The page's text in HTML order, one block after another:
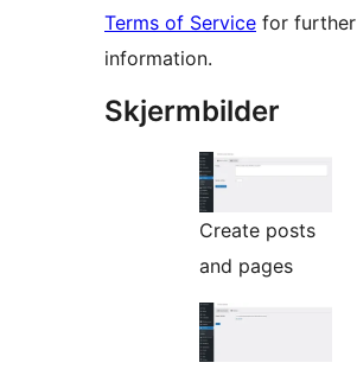
Terms of Service for further
information.
Skjermbilder
Create posts
and pages